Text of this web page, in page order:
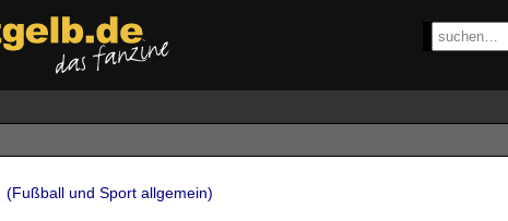
(Fußball und Sport allgemein)